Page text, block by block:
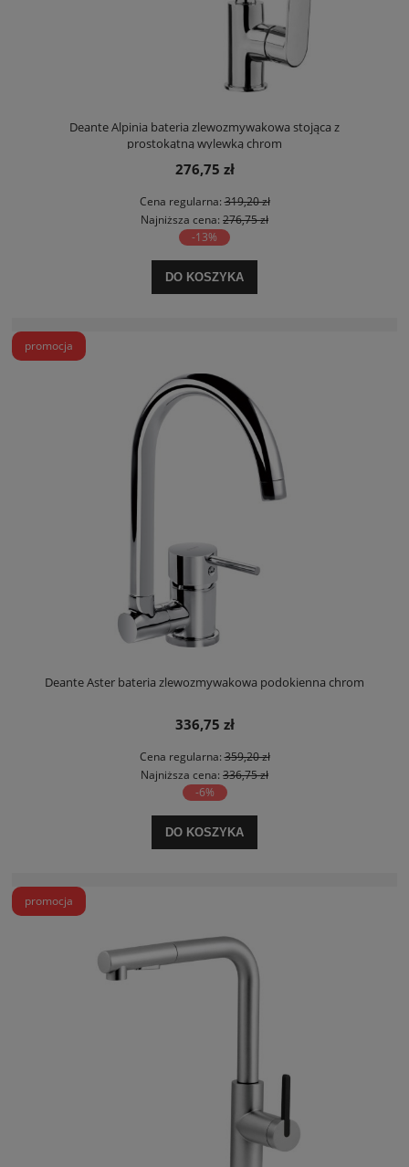
Deante Alpinia bateria zlewozmywakowa stojąca z
prostokątną wylewką chrom
276,75 zł
Cena regularna:319,20 zł
Najniższa cena: 276,75 zł
-13%
DO KOSZYKA
Deante Aster bateria zlewozmywakowa podokienna chrom
336,75 zł
Cena regularna:359,20 zł
Najniższa cena: 336,75 zł
-6%
DO KOSZYKA
promocja
promocja